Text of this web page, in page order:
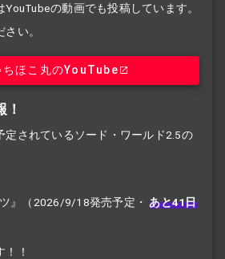
の動画でも投稿しています。
い。
ちほこ丸のYouTube
定されているソード・ワールド2.5の
』（2026/9/18発売予定・ あと41日
！